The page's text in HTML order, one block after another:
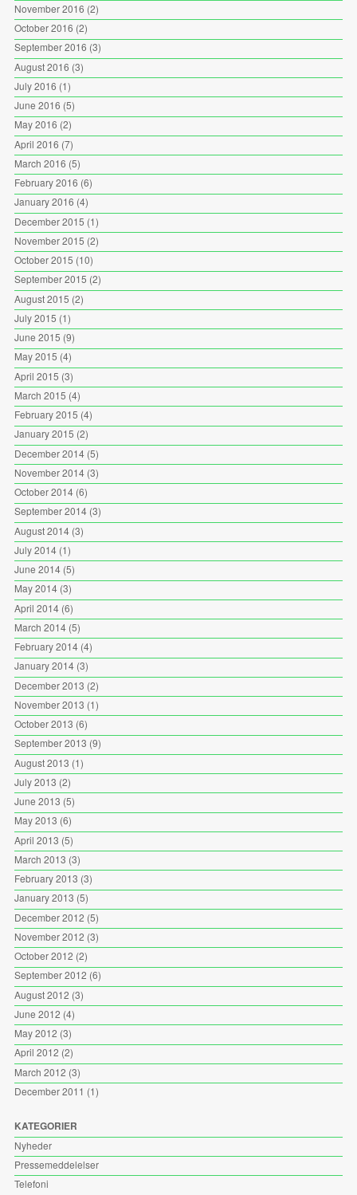
November 2016 (2)
October 2016 (2)
September 2016 (3)
August 2016 (3)
July 2016 (1)
June 2016 (5)
May 2016 (2)
April 2016 (7)
March 2016 (5)
February 2016 (6)
January 2016 (4)
December 2015 (1)
November 2015 (2)
October 2015 (10)
September 2015 (2)
August 2015 (2)
July 2015 (1)
June 2015 (9)
May 2015 (4)
April 2015 (3)
March 2015 (4)
February 2015 (4)
January 2015 (2)
December 2014(5)
November 2014(3)
October 2014(6)
September 2014(3)
August 2014(3)
July 2014(1)
June 2014(5)
May 2014(3)
April 2014(6)
March 2014(5)
February 2014(4)
January 2014(3)
December 2013 (2)
November 2013 (1)
October 2013 (6)
September 2013 (9)
August 2013 (1)
July 2013 (2)
June 2013 (5)
May 2013 (6)
April 2013 (5)
March 2013 (3)
February 2013 (3)
January 2013 (5)
December 2012 (5)
November 2012 (3)
October 2012 (2)
September 2012 (6)
August 2012 (3)
June 2012 (4)
May 2012 (3)
April 2012 (2)
March 2012 (3)
December 2011 (1)
KATEGORIER
Nyheder
Pressemeddelelser
Telefoni